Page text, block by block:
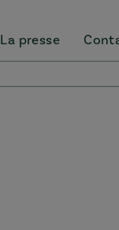
La presse